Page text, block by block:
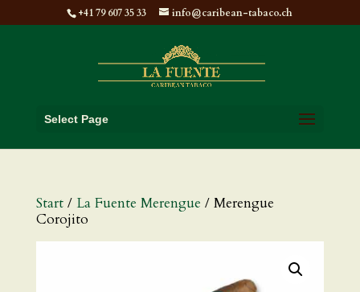
+41 79 607 35 33 info@caribean-tabaco.ch
Select Page
Start/ La Fuente Merengue / Merengue
Corojito